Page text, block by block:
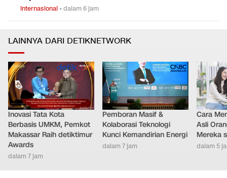
Internasional •dalam 6 jam
LAINNYA DARI DETIKNETWORK
Inovasi Tata Kota
Berbasis UMKM, Pemkot
Makassar Raih detiktimur
Awards
dalam 7 jam
Pemboran Masif &
Kolaborasi Teknologi
Kunci Kemandirian Energi
dalam 7 jam
Cara
Asli
Mereka
dalam 5